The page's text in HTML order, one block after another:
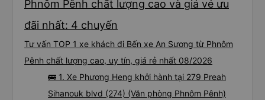
Phnôm Pênh chất lượng cao và giá vé ưu
đãi nhất: 4 chuyến
Tư vấn TOP 1 xe khách đi Bến xe An Sương từ Phnôm
Pênh chất lượng cao, uy tín, giá rẻ nhất 08/2026
🚌 1. Xe Phương Heng khởi hành tại 279 Preah
Sihanouk blvd (274) (Văn phòng Phnôm Pênh)